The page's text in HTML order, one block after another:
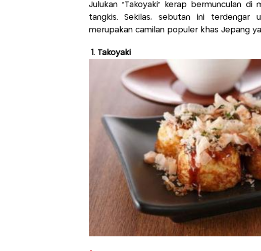
Julukan “Takoyaki” kerap bermunculan
tangkis. Sekilas, sebutan ini terdengar
merupakan camilan populer khas Jepang
1. Takoyaki